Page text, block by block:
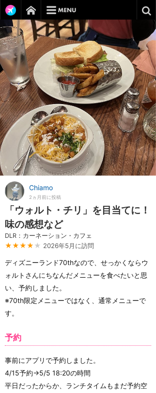
Chiamo
2ヵ月前に投稿
「ウォルト・チリ」を目当てに！
味の感想など
DLR：カーネーション・カフェ
★★★★ ★ 2026年5月に訪問
ディズニーランド70thなので、せっかくならウ
ォルトさんにちなんだメニューを食べたいと思
い、予約しました。
※70th限定メニューではなく、通常メニューで
す。
予約
事前にアプリで予約しました。
4/15予約→5/5 18:20の時間
平日だったからか、ランチタイムもまだ予約空